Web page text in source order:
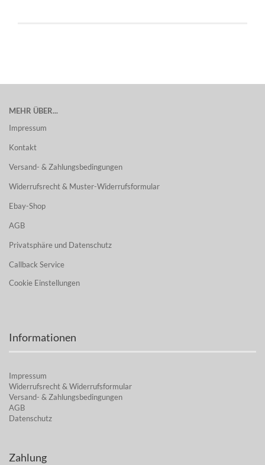
MEHR ÜBER...
Impressum
Kontakt
Versand- & Zahlungsbedingungen
Widerrufsrecht & Muster-Widerrufsformular
Ebay-Shop
AGB
Privatsphäre und Datenschutz
Callback Service
Cookie Einstellungen
Informationen
Impressum
Widerrufsrecht & Widerrufsformular
Versand- & Zahlungsbedingungen
AGB
Datenschutz
Zahlung